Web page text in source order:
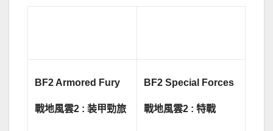
BF2 Armored Fury
戰地風雲2 : 装甲勁旅
BF2 Special Forces
戰地風雲2 : 特戰